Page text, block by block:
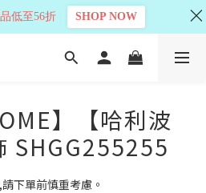
】【哈利波
SHGG255255
下單前慎重考慮。
低至56折 SHOP NOW